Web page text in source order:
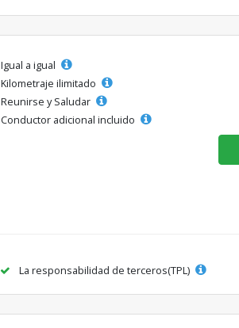
Igual a igual
Kilometraje ilimitado
Reunirse y Saludar
Conductor adicional incluido
La responsabilidad de terceros(TPL)